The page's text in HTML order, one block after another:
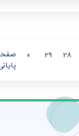
28
29
»